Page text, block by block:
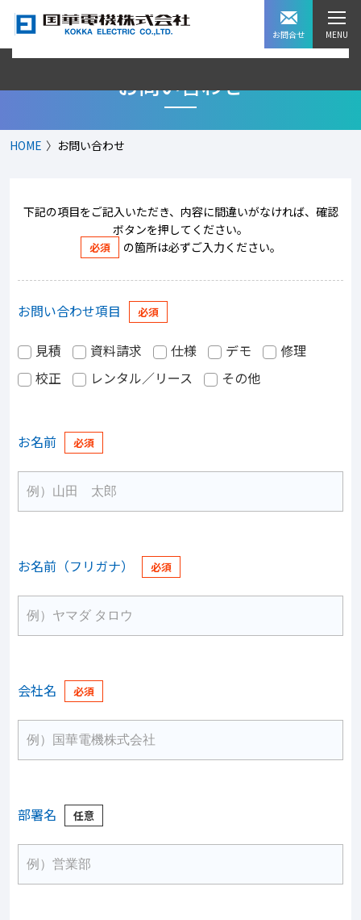
お問合せ
お問い合わせ
HOME お問い合わせ
下記の項目をご記入いただき、内容に間違いがなければ、確認
ボタンを押してください。
の箇所は必ずご入力ください。
お問い合わせ項目
見積 資料請求 仕様 デモ
修理
校正
レンタル／リース その他
お名前
お名前（フリガナ）
会社名
部署名